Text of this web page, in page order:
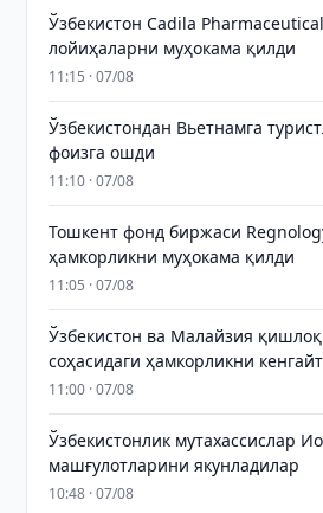
Ўзбекистон Cadila
лойиҳаларни муҳокама қилди
11:15 · 07/08
Ўзбекистондан Вьетнамга
фоизга ошди
11:10 · 07/08
Тошкент фонд биржаси
ҳамкорликни муҳокама қилди
11:05 · 07/08
Ўзбекистон ва Малайзия
соҳасидаги ҳамкорликни
11:00 · 07/08
Ўзбекистонлик мутахассислар
машғулотларини якунладилар
10:48 · 07/08